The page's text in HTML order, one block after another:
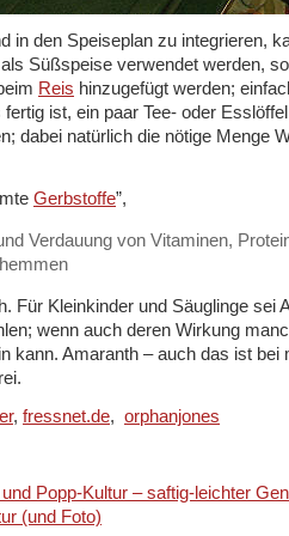
in den Speiseplan zu integrieren,
Süßspeise verwendet werden,
Reis hinzugefügt werden;
ist, ein paar Tee- oder
dabei natürlich die nötige Menge
Gerbstoffe”,
Verdauung von Vitaminen,
Für Kleinkinder und Säuglinge sei
wenn auch deren Wirkung
kann. Amaranth – auch das ist bei
, fressnet.de, orphanjones
Popp-Kultur – saftig-leichter
(und Foto)